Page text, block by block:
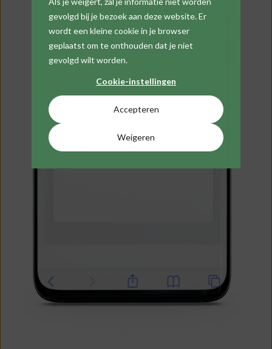
gevolgd bij je bezoek aan deze website. Er
wordt een kleine cookie in je browser
geplaatst om te onthouden dat je niet
gevolgd wilt worden.
Cookie-instellingen
Accepteren
Weigeren